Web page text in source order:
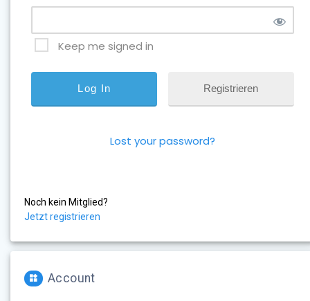
Keep me signed in
Registrieren
Lost your password?
Noch kein Mitglied?
Jetzt registrieren
Account